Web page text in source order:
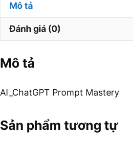
Mô tả
Đánh giá (0)
Mô tả
AI_ChatGPT Prompt Mastery
Sản phẩm tương tự